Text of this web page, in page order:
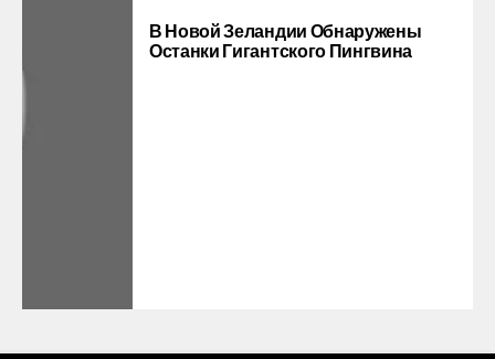
В Новой Зеландии Обнаружены
Останки Гигантского Пингвина